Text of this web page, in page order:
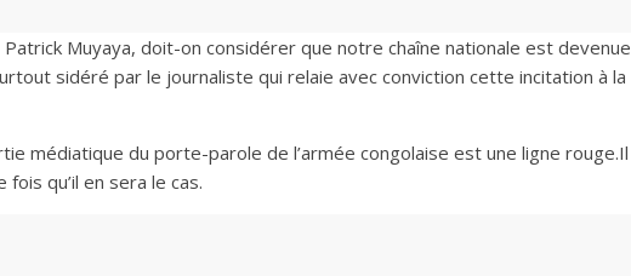
Muyaya, doit-on considérer que notre chaîne nationale est devenue
sidéré par le journaliste qui relaie avec conviction cette incitation à la
médiatique du porte-parole de l’armée congolaise est une ligne rouge.‎Il
qu’il en sera le cas.‎